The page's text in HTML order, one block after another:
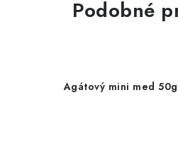
Podobné
Agátový mini med